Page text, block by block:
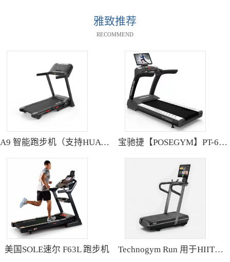
雅致推荐
RECOMMEND
A9 智能跑步机（支持HUAWEI HiLink） SH-T9119P 宝驰捷【POSEGYM】PT-6600Q高清大型触摸屏跑步机静音减震
美国SOLE速尔 F63L 跑步机 Technogym Run 用于HIIT训练的跑步机